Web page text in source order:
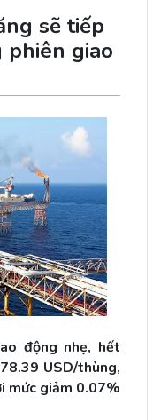
sẽ tiếp
giao
động nhẹ, hết
USD/thùng,
mức giảm 0.07%